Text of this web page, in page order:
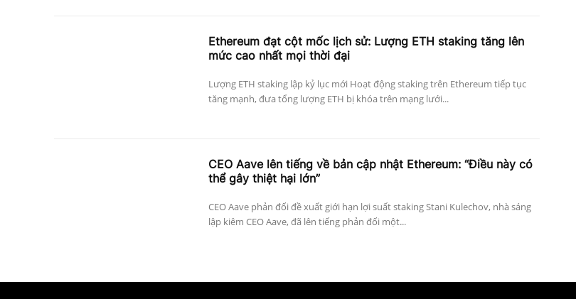
Ethereum đạt cột mốc lịch sử: Lượng ETH staking tăng lên
mức cao nhất mọi thời đại
Lượng ETH staking lập kỷ lục mới Hoạt động staking trên Ethereum tiếp tục
tăng mạnh, đưa tổng lượng ETH bị khóa trên mạng lưới...
CEO Aave lên tiếng về bản cập nhật Ethereum: “Điều này có
thể gây thiệt hại lớn”
CEO Aave phản đối đề xuất giới hạn lợi suất staking Stani Kulechov, nhà sáng
lập kiêm CEO Aave, đã lên tiếng phản đối một...